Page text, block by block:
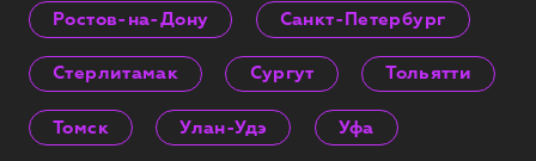
Ростов-на-Дону Санкт-Петербург
Стерлитамак Сургут Тольятти
Томск Улан-Удэ Уфа